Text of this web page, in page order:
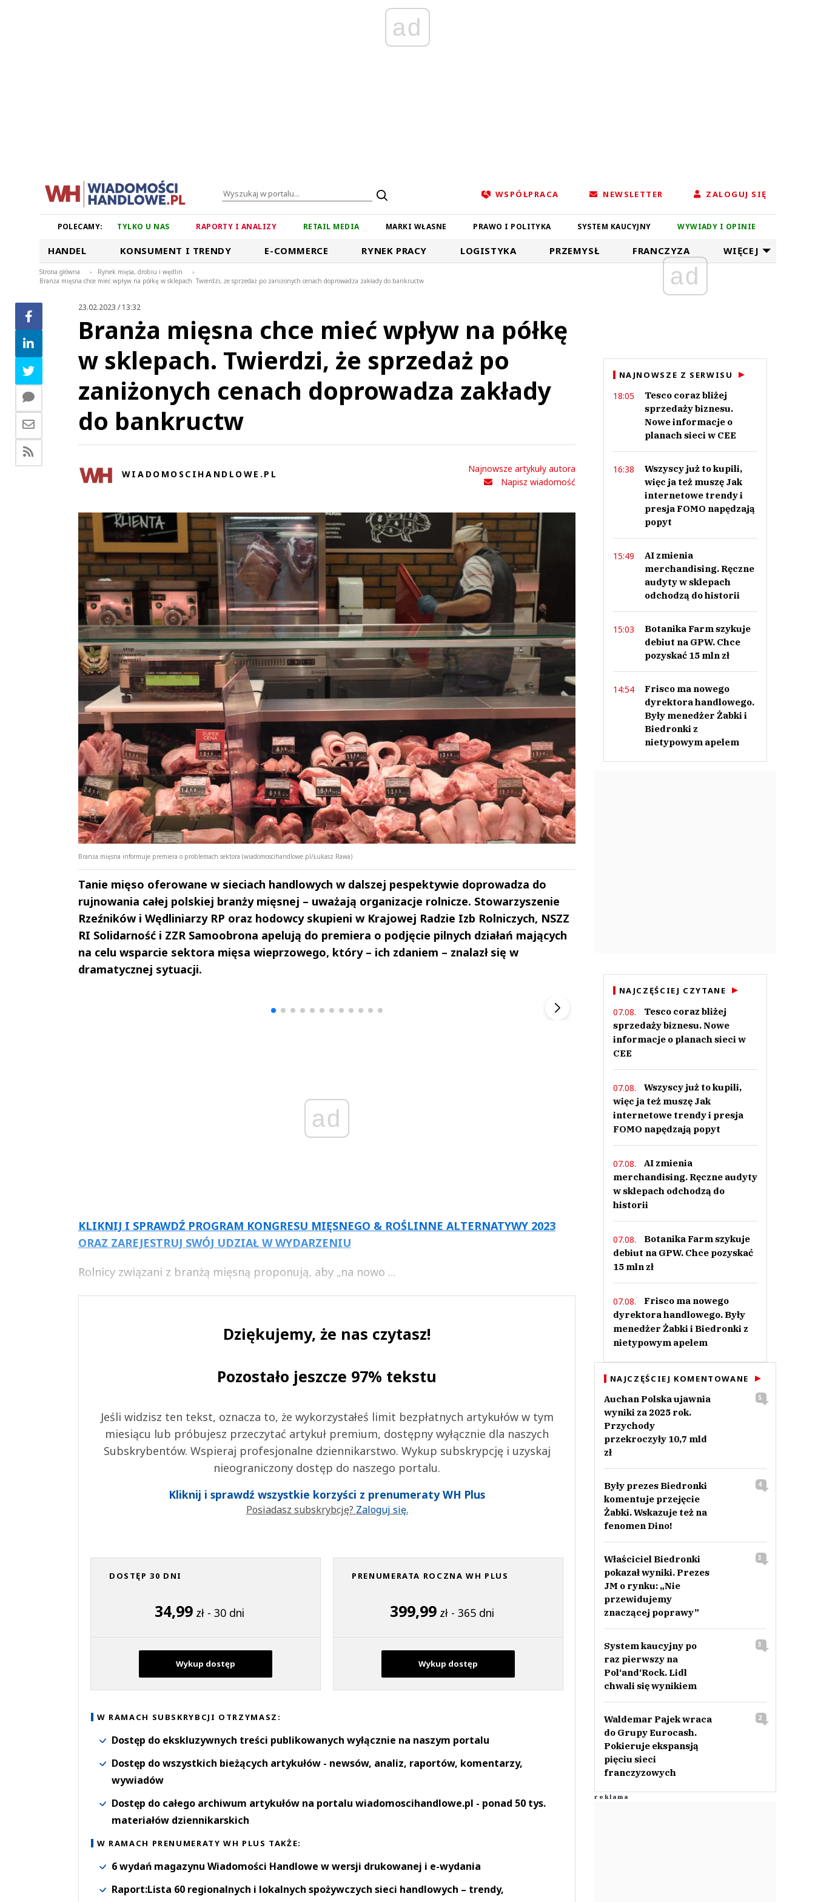
ad
WSPÓŁPRACA NEWSLETTER ZALOGUJ SIĘ
POLECAMY: TYLKO U NAS RAPORTY I ANALIZY RETAIL MEDIA MARKI WŁASNE PRAWO I POLITYKA SYSTEM KAUCYJNY WYWIADY I OPINIE
HANDEL KONSUMENT I TRENDY E-COMMERCE RYNEK PRACY LOGISTYKA PRZEMYSŁ FRANCZYZA WIĘCEJ
Strona główna > Rynek mięsa, drobiu i wędlin >
Branża mięsna chce mieć wpływ na półkę w sklepach. Twierdzi, że sprzedaż po zaniżonych cenach doprowadza zakłady do bankructw
23.02.2023 / 13:32
Branża mięsna chce mieć wpływ na półkę
w sklepach. Twierdzi, że sprzedaż po
zaniżonych cenach doprowadza zakłady
do bankructw
WIADOMOSCIHANDLOWE.PL
Najnowsze artykuły autora
Napisz wiadomość
Branża mięsna informuje premiera o problemach sektora (wiadomoscihandlowe.pl/Łukasz Rawa)
Tanie mięso oferowane w sieciach handlowych w dalszej pespektywie doprowadza do
rujnowania całej polskiej branży mięsnej – uważają organizacje rolnicze. Stowarzyszenie
Rzeźników i Wędliniarzy RP oraz hodowcy skupieni w Krajowej Radzie Izb Rolniczych, NSZZ
RI Solidarność i ZZR Samoobrona apelują do premiera o podjęcie pilnych działań mających
na celu wsparcie sektora mięsa wieprzowego, który – ich zdaniem – znalazł się w
dramatycznej sytuacji.
ad
KLIKNIJ I SPRAWDŹ PROGRAM KONGRESU MIĘSNEGO & ROŚLINNE ALTERNATYWY 2023
ORAZ ZAREJESTRUJ SWÓJ UDZIAŁ W WYDARZENIU
Rolnicy związani z branżą mięsną proponują, aby „na nowo ...
Dziękujemy, że nas czytasz!
Pozostało jeszcze 97% tekstu
Jeśli widzisz ten tekst, oznacza to, że wykorzystałeś limit bezpłatnych artykułów w tym
miesiącu lub próbujesz przeczytać artykuł premium, dostępny wyłącznie dla naszych
Subskrybentów. Wspieraj profesjonalne dziennikarstwo. Wykup subskrypcję i uzyskaj
nieograniczony dostęp do naszego portalu.
Kliknij i sprawdź wszystkie korzyści z prenumeraty WH Plus
Posiadasz subskrybcję? Zaloguj się.
DOSTĘP 30 DNI
34,99 zł - 30 dni
Wykup dostęp
PRENUMERATA ROCZNA WH PLUS
399,99 zł - 365 dni
Wykup dostęp
W RAMACH SUBSKRYBCJI OTRZYMASZ:
Dostęp do ekskluzywnych treści publikowanych wyłącznie na naszym portalu
Dostęp do wszystkich bieżących artykułów - newsów, analiz, raportów, komentarzy,
wywiadów
Dostęp do całego archiwum artykułów na portalu wiadomoscihandlowe.pl - ponad 50 tys.
materiałów dziennikarskich
W RAMACH PRENUMERATY WH PLUS TAKŻE:
6 wydań magazynu Wiadomości Handlowe w wersji drukowanej i e-wydania
Raport:Lista 60 regionalnych i lokalnych spożywczych sieci handlowych – trendy,
Andrzej i Marta
▶
ad
NAJNOWSZE Z SERWISU
18:05
Tesco coraz bliżej
sprzedaży biznesu.
Nowe informacje o
planach sieci w CEE
16:38
Wszyscy już to kupili,
więc ja też muszę Jak
internetowe trendy i
presja FOMO napędzają
popyt
15:49
AI zmienia
merchandising. Ręczne
audyty w sklepach
odchodzą do historii
15:03
Botanika Farm szykuje
debiut na GPW. Chce
pozyskać 15 mln zł
14:54
Frisco ma nowego
dyrektora handlowego.
Były menedżer Żabki i
Biedronki z
nietypowym apelem
NAJCZĘŚCIEJ CZYTANE
07.08.
Tesco coraz bliżej
sprzedaży biznesu. Nowe
informacje o planach sieci w
CEE
07.08.
Wszyscy już to kupili,
więc ja też muszę Jak
internetowe trendy i presja
FOMO napędzają popyt
07.08.
AI zmienia
merchandising. Ręczne audyty
w sklepach odchodzą do
historii
07.08.
Botanika Farm szykuje
debiut na GPW. Chce pozyskać
15 mln zł
07.08.
Frisco ma nowego
dyrektora handlowego. Były
menedżer Żabki i Biedronki z
nietypowym apelem
NAJCZĘŚCIEJ KOMENTOWANE
Auchan Polska ujawnia
wyniki za 2025 rok.
Przychody
przekroczyły 10,7 mld
zł
5
Były prezes Biedronki
komentuje przejęcie
Żabki. Wskazuje też na
fenomen Dino!
4
Właściciel Biedronki
pokazał wyniki. Prezes
JM o rynku: „Nie
przewidujemy
znaczącej poprawy”
3
System kaucyjny po
raz pierwszy na
Pol‘and‘Rock. Lidl
chwali się wynikiem
3
Waldemar Pajek wraca
do Grupy Eurocash.
Pokieruje ekspansją
pięciu sieci
franczyzowych
2